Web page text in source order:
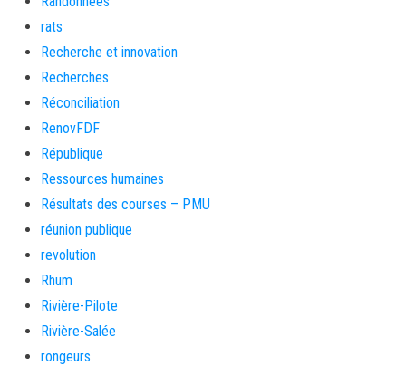
rats
Recherche et innovation
Recherches
Réconciliation
RenovFDF
République
Ressources humaines
Résultats des courses – PMU
réunion publique
revolution
Rhum
Rivière-Pilote
Rivière-Salée
rongeurs